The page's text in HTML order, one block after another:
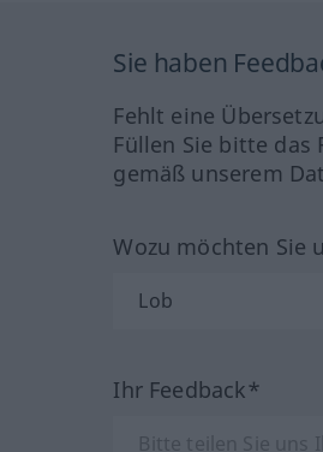
Sie haben
Fehlt eine
Füllen Sie bitte das
gemäß unserem
Wozu möchten Sie
Ihr Feedback*